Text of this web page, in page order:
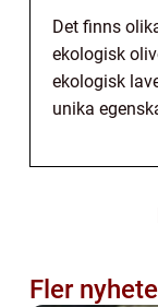
Det finns
ekologisk
ekologisk
unika
Fler